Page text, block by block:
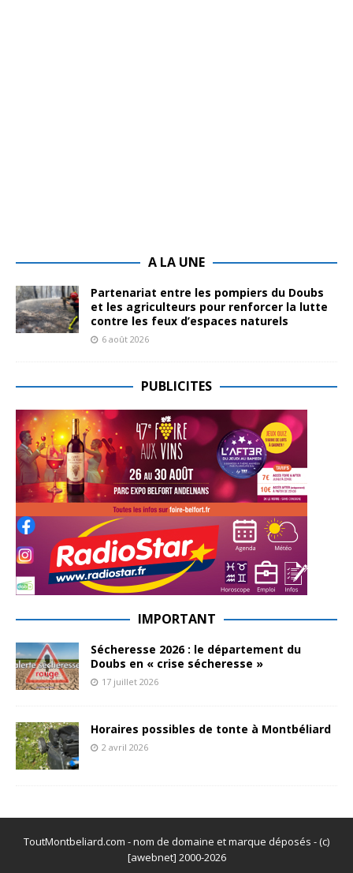
A LA UNE
Partenariat entre les pompiers du Doubs
et les agriculteurs pour renforcer la lutte
contre les feux d’espaces naturels
6 août 2026
PUBLICITES
IMPORTANT
Sécheresse 2026 : le département du
Doubs en « crise sécheresse »
17 juillet 2026
Horaires possibles de tonte à Montbéliard
2 avril 2026
ToutMontbeliard.com - nom de domaine et marque déposés - (c)
[awebnet] 2000-2026